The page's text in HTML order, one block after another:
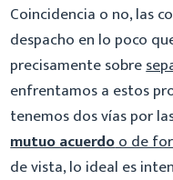
Coincidencia o no, las
despacho en lo poco
precisamente sobre
enfrentamos a estos
tenemos dos vías por
mutuo acuerdoo de
de vista, lo ideal es